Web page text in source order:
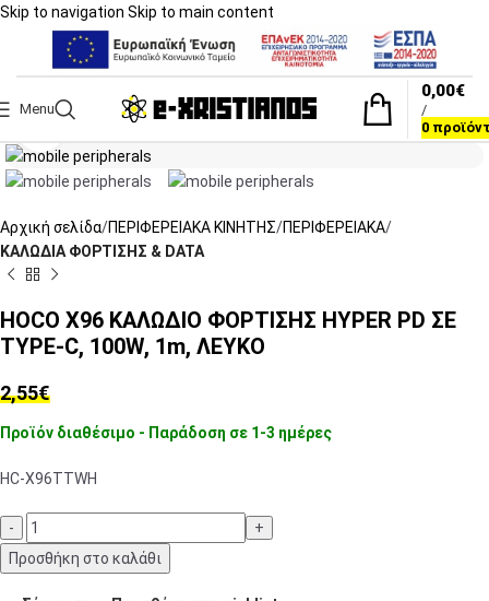
Skip to navigation Skip to main content
Menu
0
/
0,00€
Click to enlarge
Αρχική σελίδα ΠΕΡΙΦΕΡΕΙΑΚΑ ΚΙΝΗΤΗΣ ΠΕΡΙΦΕΡΕΙΑΚΑ
ΚΑΛΩΔΙΑ ΦΟΡΤΙΣΗΣ & DATA
HOCO X96 ΚΑΛΩΔΙΟ ΦΟΡΤΙΣΗΣ HYPER PD ΣΕ
TYPE-C, 100W, 1m, ΛΕΥΚΟ
2,55€
Προϊόν διαθέσιμο - Παράδοση σε 1-3 ημέρες
HC-X96TTWH
Προσθήκη στο καλάθι